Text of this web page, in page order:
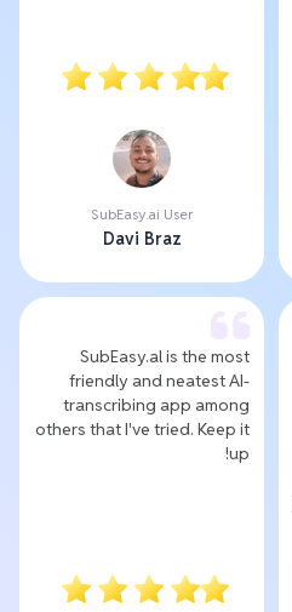
SubEasy.ai User
Davi Braz
SubEasy.al is the most
friendly and neatest AI-
transcribing app among
others that I've tried. Keep it
up!